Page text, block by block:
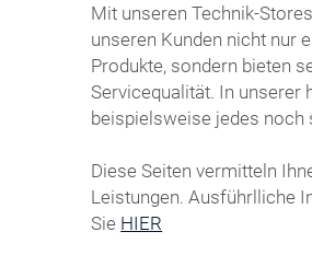
Mit unseren Technik-
unseren Kunden nicht nur
Produkte, sondern bieten
Servicequalität. In unserer
beispielsweise jedes noch
Diese Seiten vermitteln
Leistungen. Ausführlliche
Sie HIER